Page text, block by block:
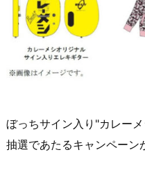
ぼっちサイン入り"カレー
抽選であたるキャンペーン